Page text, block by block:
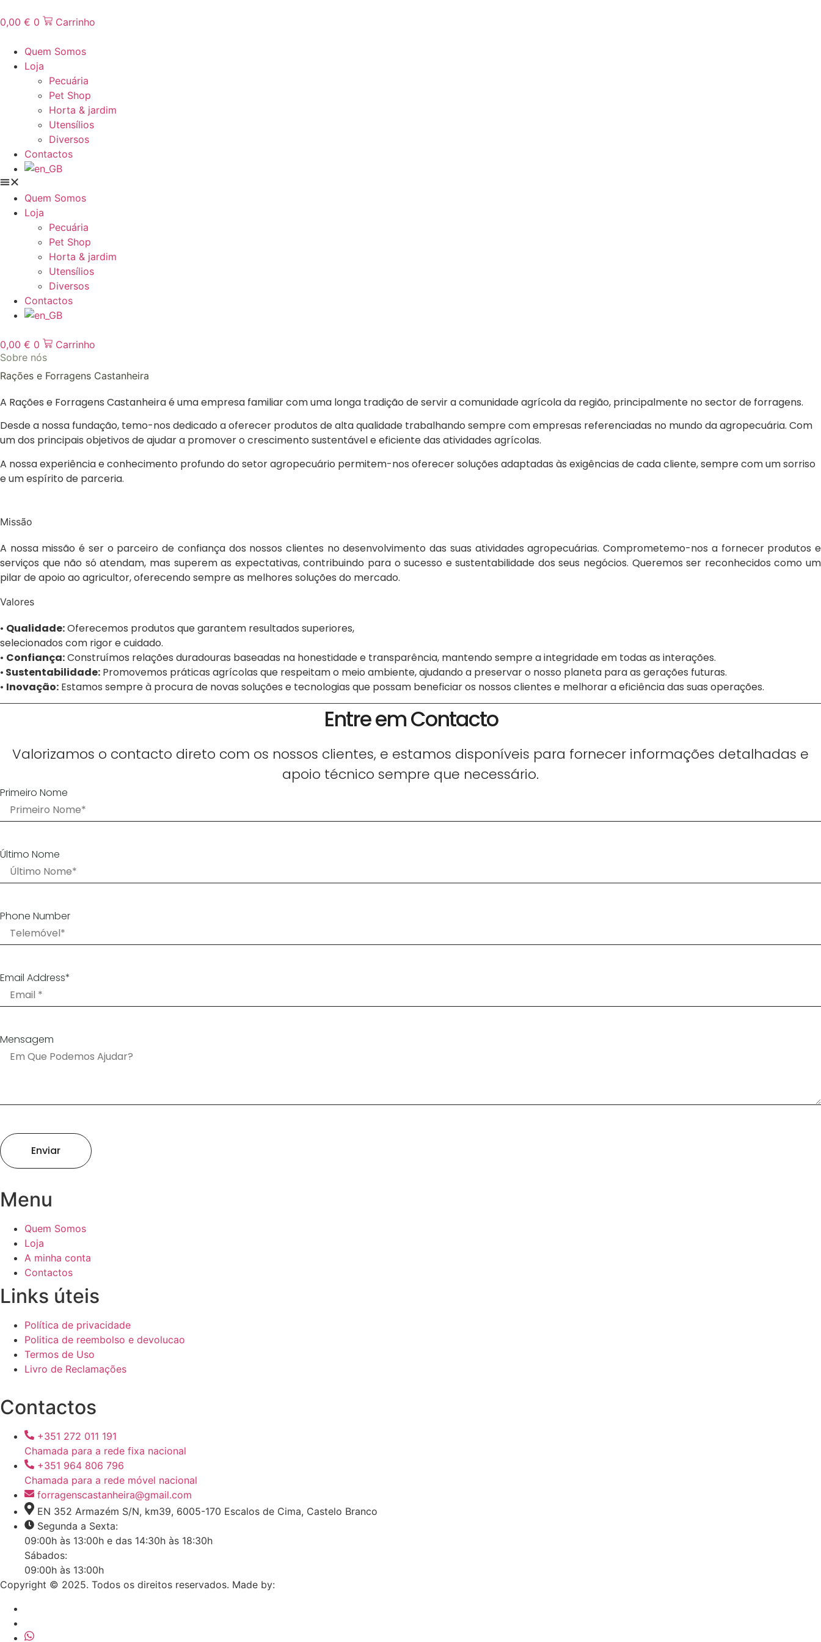
para
0,00 € 0 Carrinho
Quem Somos
Loja
Pecuária
Pet Shop
Horta & jardim
Utensílios
Diversos
Contactos
Quem Somos
Loja
Pecuária
Pet Shop
Horta & jardim
Utensílios
Diversos
Contactos
0,00 € 0
Carrinho
Sobre nós
Rações e Forragens Castanheira
A Rações e Forragens Castanheira é uma empresa familiar com uma longa tradição de servir a comunidade agrícola da região, principalmente no sector de forragens.
Desde a nossa fundação, temo-nos dedicado a oferecer produtos de alta qualidade trabalhando sempre com empresas referenciadas no mundo da agropecuária. Com
um dos principais objetivos de ajudar a promover o crescimento sustentável e eficiente das atividades agrícolas.
A nossa experiência e conhecimento profundo do setor agropecuário permitem-nos oferecer soluções adaptadas às exigências de cada cliente, sempre com um sorriso
e um espírito de parceria.
Missão
A nossa missão é ser o parceiro de confiança dos nossos clientes no desenvolvimento das suas atividades agropecuárias. Comprometemo-nos a fornecer produtos e
serviços que não só atendam, mas superem as expectativas, contribuindo para o sucesso e sustentabilidade dos seus negócios. Queremos ser reconhecidos como um
pilar de apoio ao agricultor, oferecendo sempre as melhores soluções do mercado.
Valores
• Qualidade:Oferecemos produtos que garantem resultados superiores,
selecionados com rigor e cuidado.
• Confiança:Construímos relações duradouras baseadas na honestidade e transparência, mantendo sempre a integridade em todas as interações.
• Sustentabilidade: Promovemos práticas agrícolas que respeitam o meio ambiente, ajudando a preservar o nosso planeta para as gerações futuras.
• Inovação: Estamos sempre à procura de novas soluções e tecnologias que possam beneficiar os nossos clientes e melhorar a eficiência das suas operações.
Entre em Contacto
Valorizamos o contacto direto com os nossos clientes, e estamos disponíveis para fornecer informações detalhadas e
apoio técnico sempre que necessário.
Primeiro Nome
Último Nome
Phone Number
Email Address*
Mensagem
Enviar
Menu
Quem Somos
Loja
A minha conta
Contactos
Links úteis
Política de privacidade
Politica de reembolso e devolucao
Termos de Uso
Livro de Reclamações
Contactos
+351 272 011 191
Chamada para a rede fixa nacional
+351 964 806 796
Chamada para a rede móvel nacional
forragenscastanheira@gmail.com
EN 352 Armazém S/N, km39, 6005-170 Escalos de Cima, Castelo Branco
Segunda a Sexta:
09:00h às 13:00h e das 14:30h às 18:30h
Sábados:
09:00h às 13:00h
Copyright © 2025. Todos os direitos reservados. Made by: